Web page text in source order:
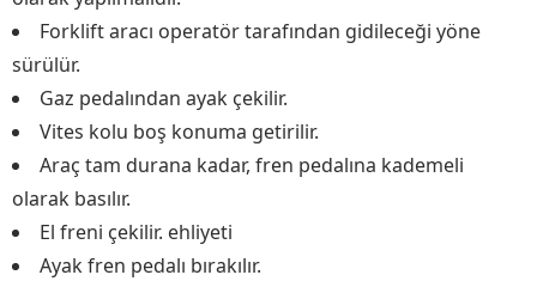
Forklift aracı operatör tarafından gidileceği yöne
sürülür.
Gaz pedalından ayak çekilir.
Vites kolu boş konuma getirilir.
Araç tam durana kadar, fren pedalına kademeli
olarak basılır.
El freni çekilir. ehliyeti
Ayak fren pedalı bırakılır.